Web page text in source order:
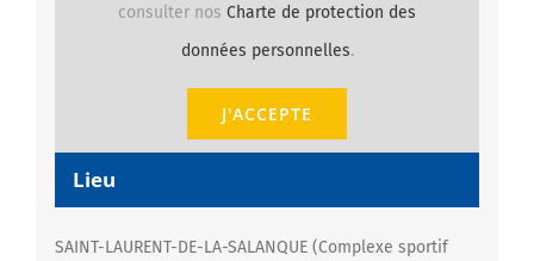
Lieu
SAINT-LAURENT-DE-LA-SALANQUE (Complexe sportif
consulter nos Charte de protection des
données personnelles.
J'ACCEPTE